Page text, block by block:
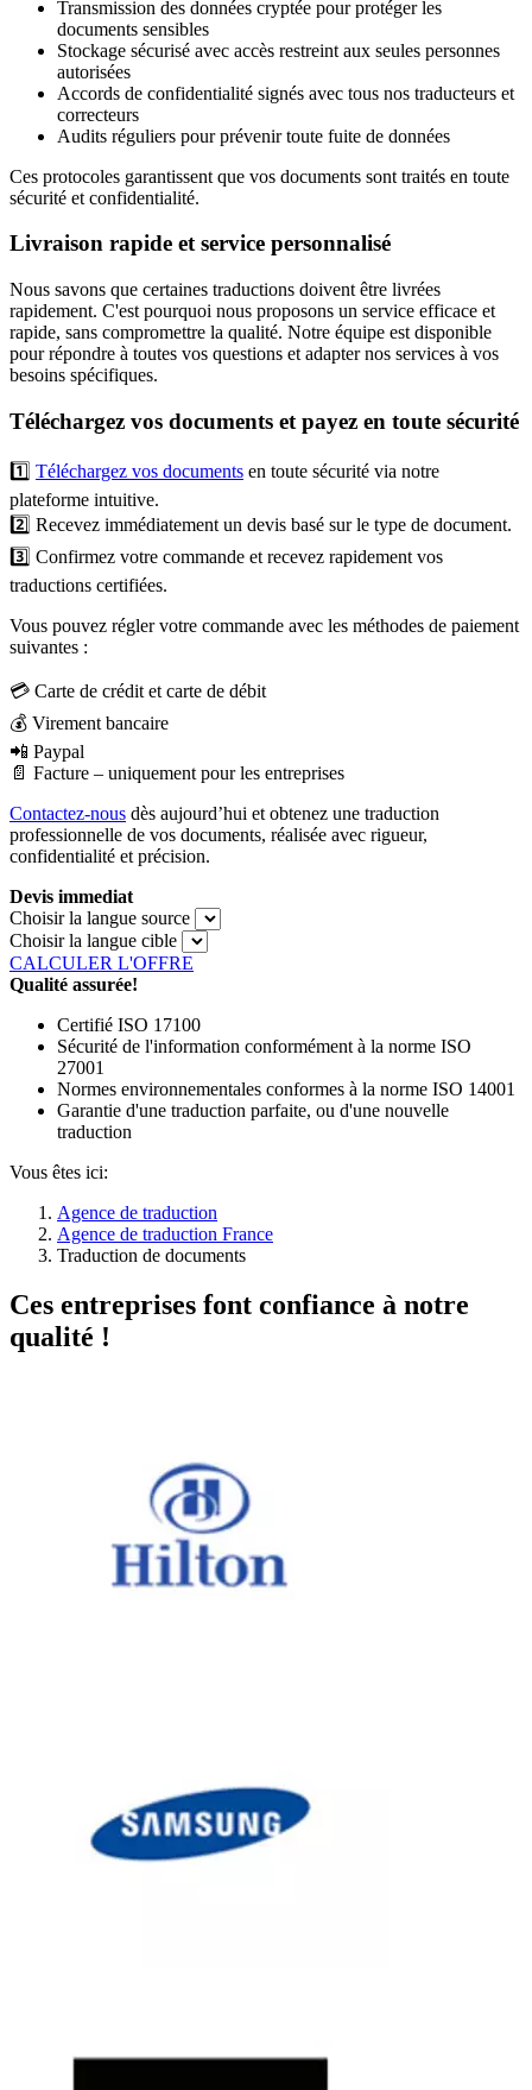
Transmission des données cryptée pour protéger les
documents sensibles
Stockage sécurisé avec accès restreint aux seules personnes
autorisées
Accords de confidentialité signés avec tous nos traducteurs et
correcteurs
Audits réguliers pour prévenir toute fuite de données
Ces protocoles garantissent que vos documents sont traités en toute
sécurité et confidentialité.
Livraison rapide et service personnalisé
Nous savons que certaines traductions doivent être livrées
rapidement. C'est pourquoi nous proposons un service efficace et
rapide, sans compromettre la qualité. Notre équipe est disponible
pour répondre à toutes vos questions et adapter nos services à vos
besoins spécifiques.
Téléchargez vos documents et payez en toute sécurité
1️⃣ Téléchargez vos documents en toute sécurité via notre
plateforme intuitive.
2️⃣ Recevez immédiatement un devis basé sur le type de document.
3️⃣ Confirmez votre commande et recevez rapidement vos
traductions certifiées.
Vous pouvez régler votre commande avec les méthodes de paiement
suivantes :
💳 Carte de crédit et carte de débit
💰 Virement bancaire
📲 Paypal
📄 Facture – uniquement pour les entreprises
Contactez-nous dès aujourd’hui et obtenez une traduction
professionnelle de vos documents, réalisée avec rigueur,
confidentialité et précision.
Devis immediat
Choisir la langue source
Choisir la langue cible
CALCULER L'OFFRE
Qualité assurée!
Certifié ISO 17100
Sécurité de l'information conformément à la norme ISO
27001
Normes environnementales conformes à la norme ISO 14001
Garantie d'une traduction parfaite, ou d'une nouvelle
traduction
Vous êtes ici:
Agence de traduction
Agence de traduction France
Traduction de documents
Ces entreprises font confiance à notre
qualité !